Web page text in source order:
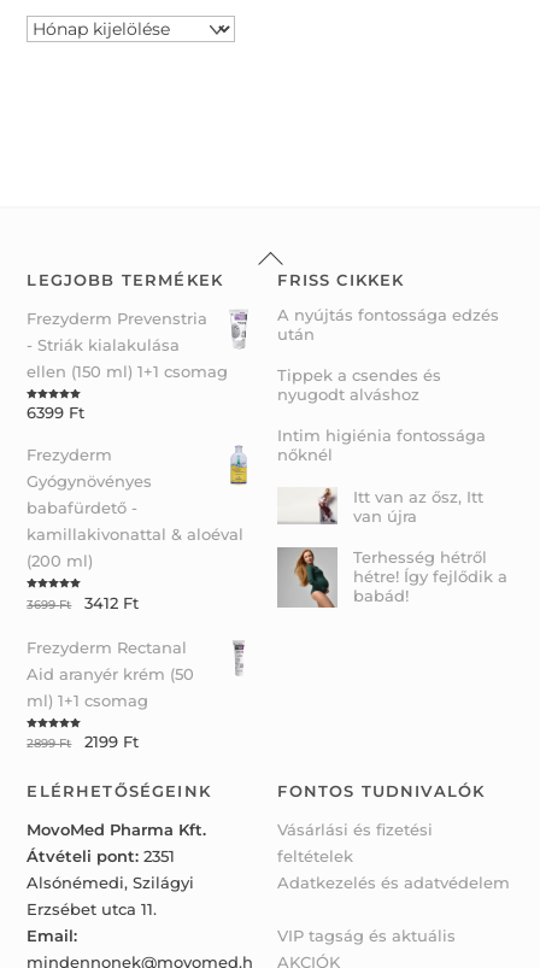
Archívum
Back
To
LEGJOBB TERMÉKEK
Frezyderm Prevenstria
- Striák kialakulása
ellen (150 ml) 1+1 csomag
Rated5.00
out of 5
6399 Ft
Frezyderm
Gyógynövényes
babafürdető -
kamillakivonattal & aloéval
(200 ml)
Rated5.00
out of 5
3699Ft 3412 Ft
Frezyderm Rectanal
Aid aranyér krém (50
ml) 1+1 csomag
Rated5.00
out of 5
2899Ft 2199 Ft
FRISS CIKKEK
A nyújtás fontossága edzés
után
Tippek a csendes és
nyugodt alváshoz
Intim higiénia fontossága
nőknél
Itt van az ősz, Itt
van újra
Terhesség hétről
hétre! Így fejlődik a
babád!
ELÉRHETŐSÉGEINK
MovoMed Pharma Kft.
Átvételi pont: 2351
Alsónémedi, Szilágyi
Erzsébet utca 11.
Email:
mindennonek@movomed.h
FONTOS TUDNIVALÓK
Vásárlási és fizetési
feltételek
Adatkezelés és adatvédelem
VIP tagság és aktuális
AKCIÓK